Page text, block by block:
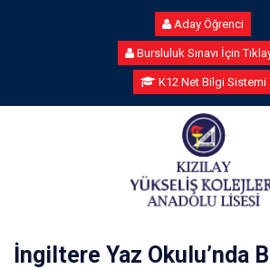
Aday Öğrenci
Bursluluk Sınavı İçin
K12 Net Bilgi Sistemi
İngiltere Yaz Okulu’nda